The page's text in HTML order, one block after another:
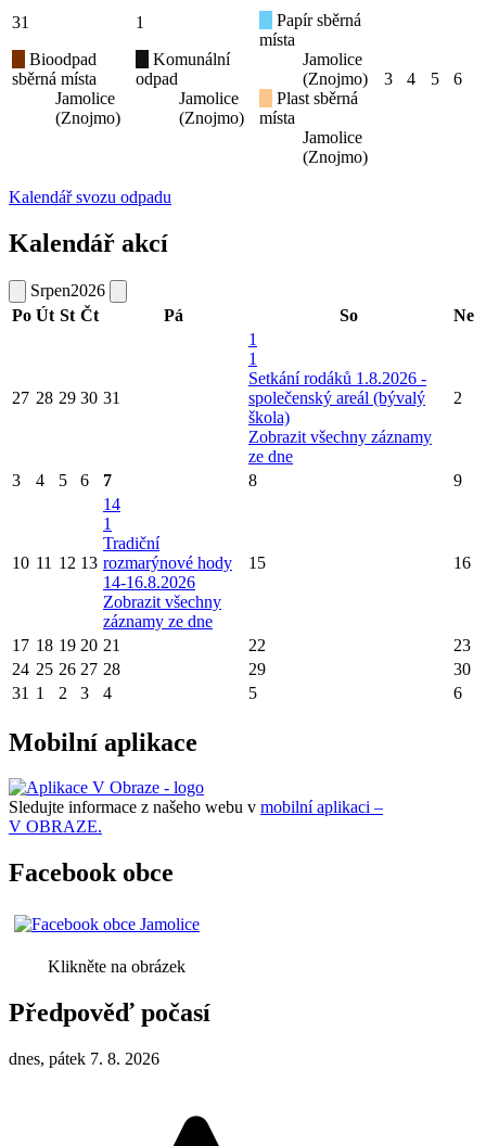
31
Bioodpad
sběrná místa
Jamolice
(Znojmo)
1
Komunální
odpad
Jamolice
(Znojmo)
Papír sběrná
místa
Jamolice
(Znojmo)
Plast sběrná
místa
Jamolice
(Znojmo)
3 4 5 6
Kalendář svozu odpadu
Kalendář akcí
Srpen2026
Po Út St Čt Pá So Ne
27 28 29 30 31
1
1
Setkání rodáků 1.8.2026 -
společenský areál (bývalý
škola)
Zobrazit všechny záznamy
ze dne
2
3 4 5 6 7 8 9
10 11 12 13
14
1
Tradiční
rozmarýnové hody
14-16.8.2026
Zobrazit všechny
záznamy ze dne
15 16
17 18 19 20 21 22
23
24 25 26 27 28 29
30
31 1 2 3 4 5 6
Mobilní aplikace
Sledujte informace z našeho webu v mobilní aplikaci –
V OBRAZE.
Facebook obce
Klikněte na obrázek
Předpověď počasí
dnes, pátek 7. 8. 2026